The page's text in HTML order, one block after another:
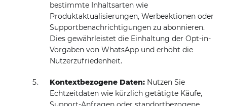
bestimmte Inhaltsarten wie
Produktaktualisierungen, Werbeaktionen oder
Supportbenachrichtigungen zu abonnieren.
Dies gewährleistet die Einhaltung der Opt-in-
Vorgaben von WhatsApp und erhöht die
Nutzerzufriedenheit.
Kontextbezogene Daten: Nutzen Sie
Echtzeitdaten wie kürzlich getätigte Käufe,